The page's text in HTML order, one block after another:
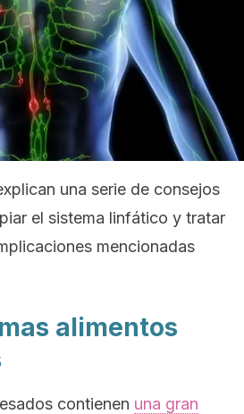
una serie de consejos
el sistema linfático y tratar
mencionadas
alimentos
contienen una gran